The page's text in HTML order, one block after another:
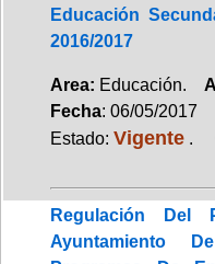
Educación
2016/2017
Area: Educación.
Fecha: 06/05/2017
Estado: Vigente .
Regulación Del
Ayuntamiento